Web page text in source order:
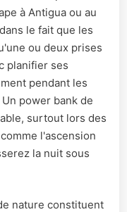
à Antigua ou au
le fait que les
ou deux prises
planifier ses
pendant les
power bank de
surtout lors des
l'ascension
la nuit sous
nature constituent